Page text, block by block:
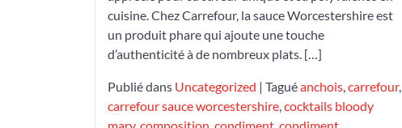
cuisine. Chez Carrefour, la sauce Worcestershire est
un produit phare qui ajoute une touche
d’authenticité à de nombreux plats. […]
Publié dans Uncategorized | Taguéanchois,carrefour,
carrefour sauce worcestershire,cocktails bloody